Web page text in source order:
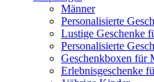
Männer
Personalisierte
Lustige Geschenke
Personalisierte
Geschenkboxen für
Erlebnisgeschenke